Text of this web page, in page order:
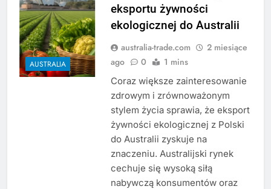
AUSTRALIA
eksportu żywności
ekologicznej do Australii
australia-trade.com
2 miesiące
ago
0 1 mins
Coraz większe zainteresowanie
zdrowym i zrównoważonym
stylem życia sprawia, że eksport
żywności ekologicznej z Polski
do Australii zyskuje na
znaczeniu. Australijski rynek
cechuje się wysoką siłą
nabywczą konsumentów oraz